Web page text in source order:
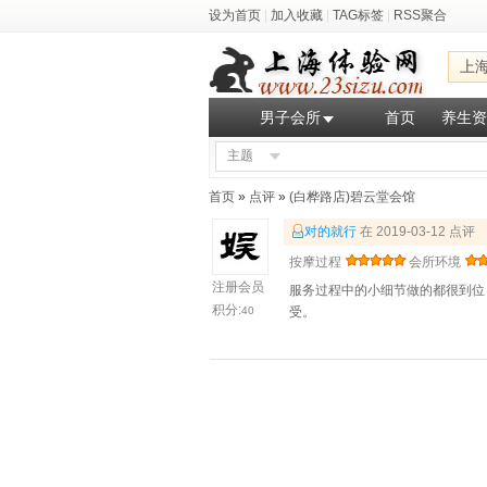
设为首页 加入收藏 TAG标签 RSS聚合
上
男子会所 首页 养生
主题
首页 » 点评 » (白桦路店)碧云堂会馆
注册会员
积分:40
对的就行 在 2019-03-12 点评
按摩过程
会所环境
服务过程中的小细节做的都很到
受。